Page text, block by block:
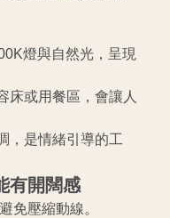
燈與自然光，呈現
床或用餐區，會讓人
，是情緒引導的工
有開闊感
免壓縮動線。